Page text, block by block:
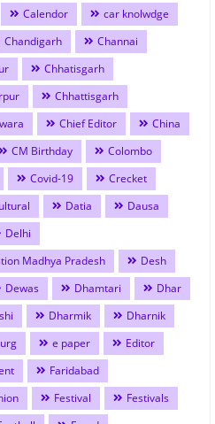
Calendor
car knolwdge
Chandigarh
Channai
Chhatisgarh
Chhattisgarh
Chief Editor
China
CM Birthday
Colombo
Covid-19
Crecket
Datia
Dausa
Delhi
Madhya Pradesh
Desh
Dewas Dhamtari
Dhar
Dharmik
Dharnik
e paper
Editor
Faridabad
Festival
Festivals